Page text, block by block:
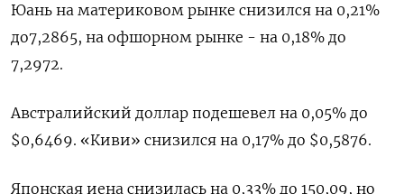
Юань на материковом рынке снизился на 0,21%
до​ 7,2865​, на офшорном рынке - на 0,18% до
7,2972.
Австралийский доллар подешевел на 0,05% до
$0,6469​. «Киви» снизился на 0,17% до $0,5876​.
Японская иена снизилась на 0,33%​ до 150,09, но